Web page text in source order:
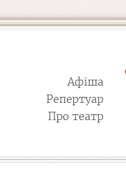
Афіша
Репертуар
Про театр